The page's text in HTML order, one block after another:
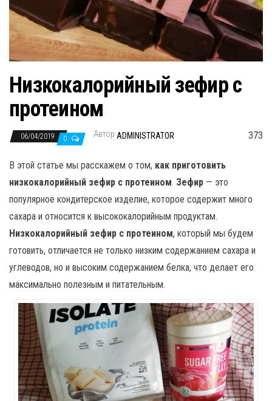
ю
Низкокалорийный зефир с
протеином
06/04/2019 0 Автор ADMINISTRATOR 373
В этой статье мы расскажем о том, как приготовить
низкокалорийный зефир с протеином. Зефир — это
популярное кондитерское изделие, которое содержит много
сахара и относится к высококалорийным продуктам.
Низкокалорийный зефир с протеином, который мы будем
готовить, отличается не только низким содержанием сахара и
углеводов, но и высоким содержанием белка, что делает его
максимально полезным и питательным.